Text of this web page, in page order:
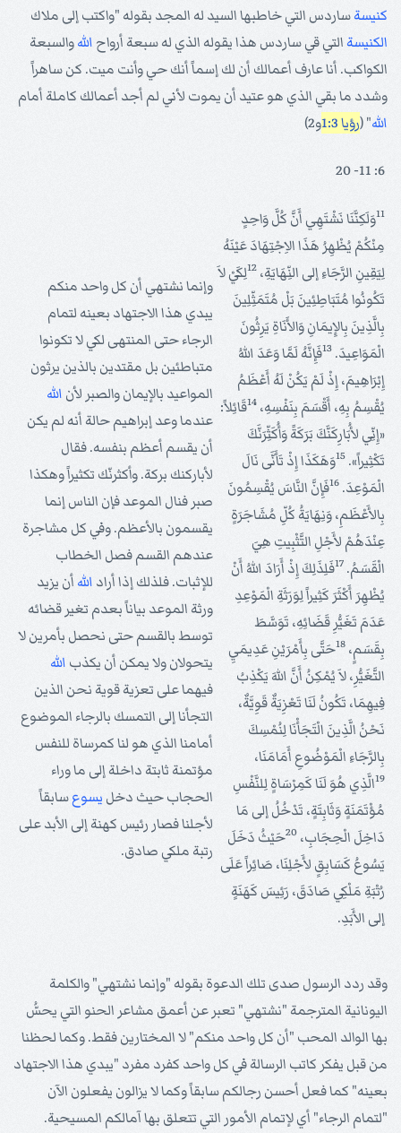
كنيسةساردس التي خاطبها السيد له المجد بقوله "واكتب إلى ملاك
الكنيسةالتي قي ساردس هذا يقوله الذي له سبعة أرواح اللهوالسبعة
الكواكب. أنا عارف أعمالك أن لك إسماً أنك حي وأنت ميت. كن ساهراً
وشدد ما بقي الذي هو عتيد أن يموت لأني لم أجد أعمالك كاملة أمام
الله" (رؤيا 1:3 و2)
6: 11- 20
11وَلَكِنَّنَا نَشْتَهِي أَنَّ كُلَّ وَاحِدٍ
مِنْكُمْ يُظْهِرُ هَذَا الاِجْتِهَادَ عَيْنَهُ
لِيَقِينِ الرَّجَاءِ إلى النِّهَايَةِ، 12لِكَيْ لاَ
تَكُونُوا مُتَبَاطِئِينَ بَلْ مُتَمَثِّلِينَ
بِالَّذِينَ بِالإِيمَانِ وَالأَنَاةِ يَرِثُونَ
الْمَوَاعِيدَ. 13فَإِنَّهُ لَمَّا وَعَدَ اللهُ
إِبْرَاهِيمَ، إِذْ لَمْ يَكُنْ لَهُ أَعْظَمُ
يُقْسِمُ بِهِ، أَقْسَمَ بِنَفْسِهِ، 14قَائِلاً:
«إِنِّي لأُبَارِكَنَّكَ بَرَكَةً وَأُكَثِّرَنَّكَ
تَكْثِيراً». 15وَهَكَذَا إِذْ تَأَنَّى نَالَ
الْمَوْعِدَ. 16فَإِنَّ النَّاسَ يُقْسِمُونَ
بِالأَعْظَمِ، وَنِهَايَةُ كُلِّ مُشَاجَرَةٍ
عِنْدَهُمْ لأَجْلِ التَّثْبِيتِ هِيَ
الْقَسَمُ. 17فَلِذَلِكَ إِذْ أَرَادَ اللهُ أَنْ
يُظْهِرَ أَكْثَرَ كَثِيراً لِوَرَثَةِ الْمَوْعِدِ
عَدَمَ تَغَيُّرِ قَضَائِهِ، تَوَسَّطَ
بِقَسَمٍ، 18حَتَّى بِأَمْرَيْنِ عَدِيمَيِ
التَّغَيُّرِ، لاَ يُمْكِنُ أَنَّ اللهَ يَكْذِبُ
فِيهِمَا، تَكُونُ لَنَا تَعْزِيَةٌ قَوِيَّةٌ،
نَحْنُ الَّذِينَ الْتَجَأْنَا لِنُمْسِكَ
بِالرَّجَاءِ الْمَوْضُوعِ أَمَامَنَا،
19الَّذِي هُوَ لَنَا كَمِرْسَاةٍ لِلنَّفْسِ
مُؤْتَمَنَةٍ وَثَابِتَةٍ، تَدْخُلُ إلى مَا
دَاخِلَ الْحِجَابِ، 20حَيْثُ دَخَلَ
يَسُوعُ كَسَابِقٍ لأَجْلِنَا، صَائِراً عَلَى
رُتْبَةِ مَلْكِي صَادَقَ، رَئِيسَ كَهَنَةٍ
إلى الأَبَدِ.
وإنما نشتهي أن كل واحد منكم
يبدي هذا الاجتهاد بعينه لتمام
الرجاء حتى المنتهى لكي لا تكونوا
متباطئين بل مقتدين بالذين يرثون
المواعيد بالإيمان والصبر لأن الله
عندما وعد إبراهيم حالة أنه لم يكن
أن يقسم أعظم بنفسه. فقال
لأباركنك بركة. وأكثرنّك تكثيراً وهكذا
صبر فنال الموعد فإن الناس إنما
يقسمون بالأعظم. وفي كل مشاجرة
عندهم القسم فصل الخطاب
للإثبات. فلذلك إذا أراد الله أن يزيد
ورثة الموعد بياناً بعدم تغير قضائه
توسط بالقسم حتى نحصل بأمرين لا
يتحولان ولا يمكن أن يكذب الله
فيهما على تعزية قوية نحن الذين
التجأنا إلى التمسك بالرجاء الموضوع
أمامنا الذي هو لنا كمرساة للنفس
مؤتمنة ثابتة داخلة إلى ما وراء
الحجاب حيث دخل يسوعسابقاً
لأجلنا فصار رئيس كهنة إلى الأبد على
رتبة ملكي صادق.
وقد ردد الرسول صدى تلك الدعوة بقوله "وإنما نشتهي" والكلمة
اليونانية المترجمة "نشتهي" تعبر عن أعمق مشاعر الحنو التي يحسُّ
بها الوالد المحب "أن كل واحد منكم" لا المختارين فقط. وكما لحظنا
من قبل يفكر كاتب الرسالة في كل واحد كفرد مفرد "يبدي هذا الاجتهاد
بعينه" كما فعل أحسن رجالكم سابقاً وكما لا يزالون يفعلون الآن
"لتمام الرجاء" أي لإتمام الأمور التي تتعلق بها آمالكم المسيحية.